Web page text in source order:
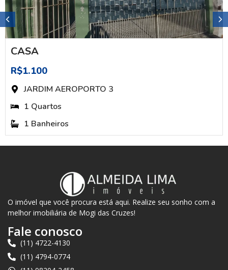
CASA
R$1.100
JARDIM AEROPORTO 3
1 Quartos
1 Banheiros
O imóvel que você procura está aqui. Realize seu sonho com a
melhor imobiliária de Mogi das Cruzes!
Fale conosco
(11) 4722-4130
(11) 4794-0774